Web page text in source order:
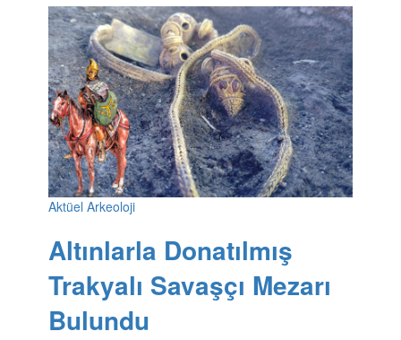
Aktüel Arkeoloji
Altınlarla Donatılmış
Trakyalı Savaşçı Mezarı
Bulundu